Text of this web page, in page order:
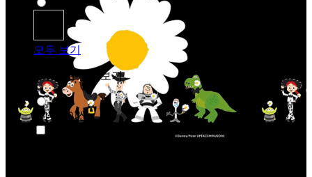
모두 보기
카테고리 별로 살펴보기
애니메이션